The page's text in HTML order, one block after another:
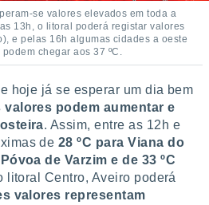
se valores elevados em toda a
13h, o litoral poderá registar valores
e pelas 16h algumas cidades a oeste
chegar aos 37 ºC.
hoje já se esperar um dia bem
valores podem aumentar e
. Assim, entre as 12h e
de 28 ºC para Viana do
de Varzim e de 33 ºC
litoral Centro, Aveiro poderá
valores representam